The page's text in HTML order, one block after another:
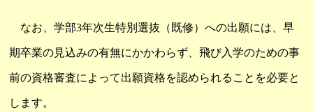
なお、学部3年次生特別選抜（既修）への出願には、早
期卒業の見込みの有無にかかわらず、飛び入学のための事
前の資格審査によって出願資格を認められることを必要と
します。